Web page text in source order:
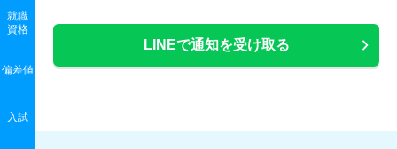
LINEで通知を受け取る
就職
資格
偏差値
入試